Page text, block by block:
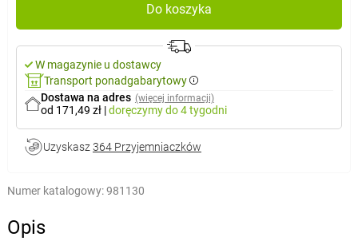
Do koszyka
W magazynie u dostawcy
Transport ponadgabarytowy
Dostawa na adres (więcej informacji)
od 171,49 zł |doręczymydo 4 tygodni
Uzyskasz 364 Przyjemniaczków
Numer katalogowy:981130
Opis